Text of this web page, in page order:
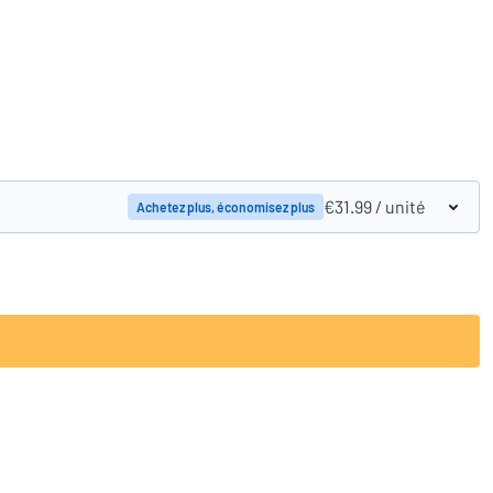
Achetez plus, économisez plus €31.99 / unité